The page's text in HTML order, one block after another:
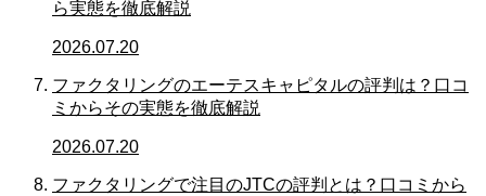
ら実態を徹底解説
2026.07.20
ファクタリングのエーテスキャピタルの評判は？口コ
ミからその実態を徹底解説
2026.07.20
ファクタリングで注目のJTCの評判とは？口コミから